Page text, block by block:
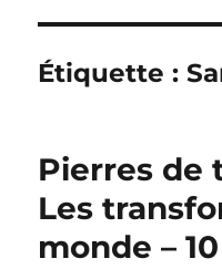
Étiquette :
Pierres de
Les
monde –